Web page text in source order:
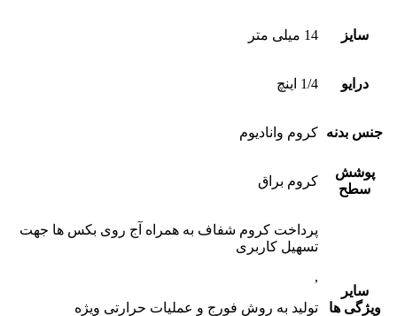
سایز 14 میلی متر
درایو 1/4 اینچ
جنس بدنه کروم وانادیوم
پوشش
سطح
کروم براق
سایر
ویژگی ها
پرداخت کروم شفاف به همراه آج روی بکس ها جهت
تسهیل کاربری
,
تولید به روش فورج و عملیات حرارتی ویژه